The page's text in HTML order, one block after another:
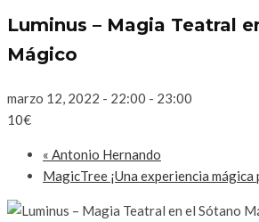
Luminus – Magia Teatral
Mágico
marzo 12, 2022 - 22:00 - 23:00
10€
« Antonio Hernando
MagicTree ¡Una experiencia